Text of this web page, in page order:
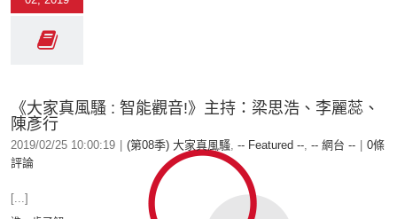
《大家真風騷 : 智能觀音!》主持：梁思浩、李麗蕊、
陳彥行
2019/02/25 10:00:19 (第08季) 大家真風騷, -- Featured --, -- 網台 --
0條
評論
[...]